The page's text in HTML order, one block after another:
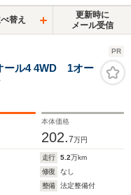
替え
更新時に
メール受信
PR
ール4 4WD 1オー
本体価格
202.7万円
走行 5.2万km
修復
なし
整備
法定整備付